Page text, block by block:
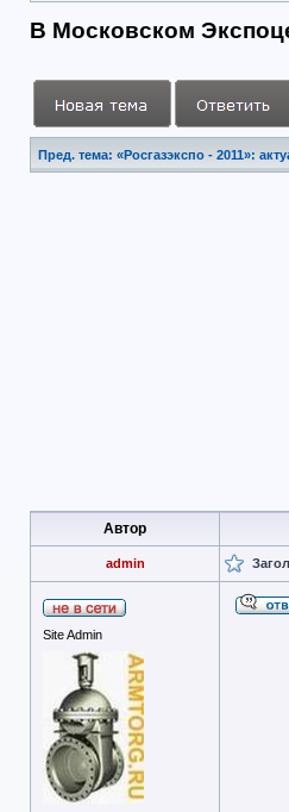
В Московском
Пред. тема: «Росгазэкспо - 2011»:
Автор
admin
Site Admin